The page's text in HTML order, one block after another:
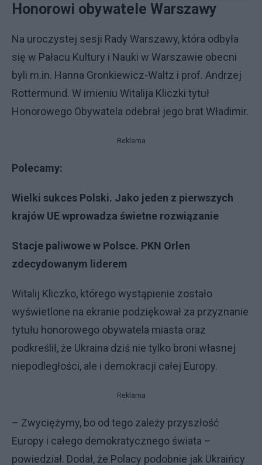
Honorowi obywatele Warszawy
Na uroczystej sesji Rady Warszawy, która odbyła
się w Pałacu Kultury i Nauki w Warszawie obecni
byli m.in. Hanna Gronkiewicz-Waltz i prof. Andrzej
Rottermund. W imieniu Witalija Kliczki tytuł
Honorowego Obywatela odebrał jego brat Władimir.
Reklama
Polecamy:
Wielki sukces Polski. Jako jeden z pierwszych
krajów UE wprowadza świetne rozwiązanie
Stacje paliwowe w Polsce. PKN Orlen
zdecydowanym liderem
Witalij Kliczko, którego wystąpienie zostało
wyświetlone na ekranie podziękował za przyznanie
tytułu honorowego obywatela miasta oraz
podkreślił, że Ukraina dziś nie tylko broni własnej
niepodległości, ale i demokracji całej Europy.
Reklama
– Zwyciężymy, bo od tego zależy przyszłość
Europy i całego demokratycznego świata –
powiedział. Dodał, że Polacy podobnie jak Ukraińcy